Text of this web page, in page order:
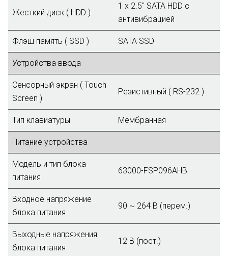
Жесткий диск ( HDD )
1 x 2.5" SATA HDD с
антивибрацией
Флэш память ( SSD ) SATA SSD
Устройства ввода
Сенсорный экран ( Touch
Screen )
Резистивный ( RS-232 )
Тип клавиатуры Мембранная
Питание устройства
Модель и тип блока
питания
63000-FSP096AHB
Входное напряжение
блока питания
90 ~ 264 В (перем.)
Выходные напряжения
блока питания
12 В (пост.)